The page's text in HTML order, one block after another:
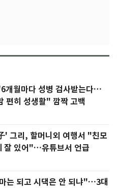
개월마다 성병 검사받는다…
편히 성생활" 깜짝 고백
' 그리, 할머니외 여행서 "친모
잘 있어"…유튜브서 언급
는 되고 시댁은 안 되냐"…3대